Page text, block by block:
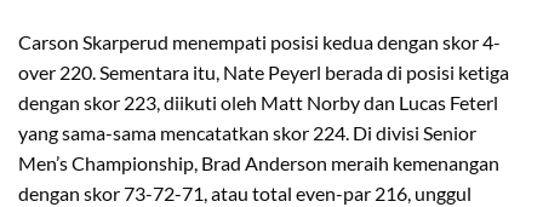
Carson Skarperud menempati posisi kedua dengan skor 4-
over 220. Sementara itu, Nate Peyerl berada di posisi ketiga
dengan skor 223, diikuti oleh Matt Norby dan Lucas Feterl
yang sama-sama mencatatkan skor 224. Di divisi Senior
Men’s Championship, Brad Anderson meraih kemenangan
dengan skor 73-72-71, atau total even-par 216, unggul